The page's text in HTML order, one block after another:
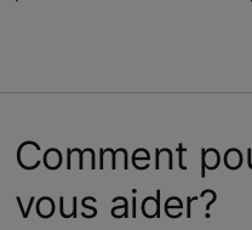
Comment
vous aider?